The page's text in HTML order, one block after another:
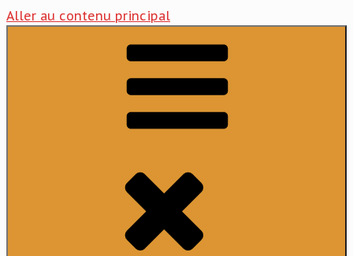
Aller au contenu principal